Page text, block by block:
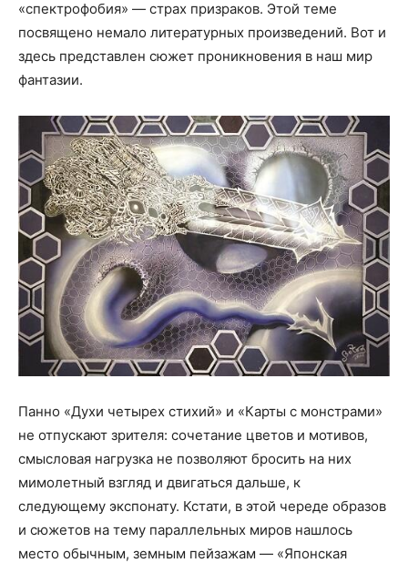
«спектрофобия» — страх призраков. Этой теме
посвящено немало литературных произведений. Вот и
здесь представлен сюжет проникновения в наш мир
фантазии.
Панно «Духи четырех стихий» и «Карты с монстрами»
не отпускают зрителя: сочетание цветов и мотивов,
смысловая нагрузка не позволяют бросить на них
мимолетный взгляд и двигаться дальше, к
следующему экспонату. Кстати, в этой череде образов
и сюжетов на тему параллельных миров нашлось
место обычным, земным пейзажам — «Японская